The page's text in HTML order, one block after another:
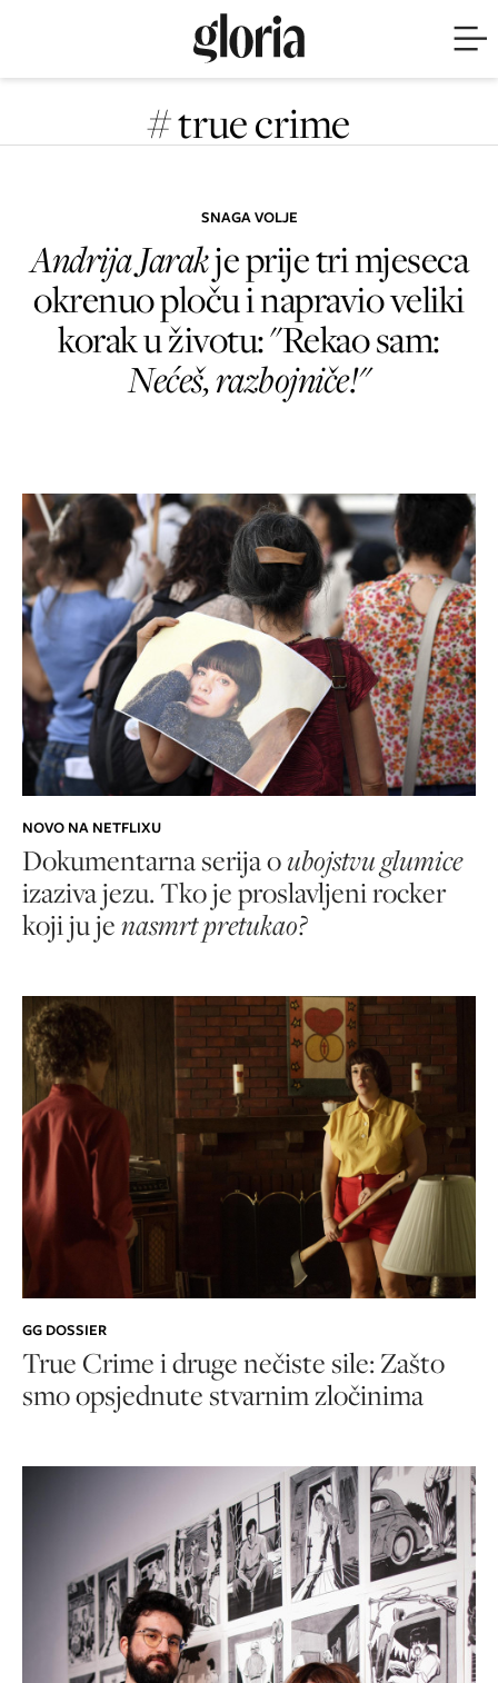
# true crime
SNAGA VOLJE
Andrija Jarakje prije tri mjeseca
okrenuo ploču i napravio veliki
korak u životu: "Rekao sam:
Nećeš, razbojniče!"
NOVO NA NETFLIXU
Dokumentarna serija oubojstvu glumice
izaziva jezu. Tko je proslavljeni rocker
koji ju jenasmrt pretukao?
GG DOSSIER
True Crime i druge nečiste sile: Zašto
smo opsjednute stvarnim zločinima